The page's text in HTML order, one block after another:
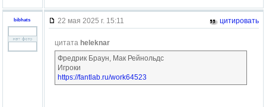
bibhats 22 мая 2025 г. 15:11 цитировать
цитата heleknar
Фредрик Браун, Мак Рейнольдс
Игроки
https://fantlab.ru/work64523